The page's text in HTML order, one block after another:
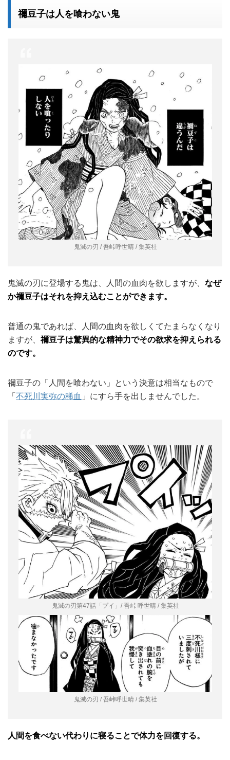
禰豆子は人を喰わない鬼
鬼滅の刃 / 吾峠呼世晴 / 集英社
鬼滅の刃に登場する鬼は、人間の血肉を欲しますが、 なぜ
か禰豆子はそれを抑え込むことができます。
普通の鬼であれば、人間の血肉を欲しくてたまらなくなり
ますが、 禰豆子は驚異的な精神力でその欲求を抑えられる
のです。
禰豆子の「人間を喰わない」という決意は相当なもので
「 不死川実弥の稀血 」にすら手を出しませんでした。
鬼滅の刃第47話「プイ」/ 吾峠 呼世晴 / 集英社
鬼滅の刃 / 吾峠呼世晴 / 集英社
人間を食べない代わりに寝ることで体力を回復する。